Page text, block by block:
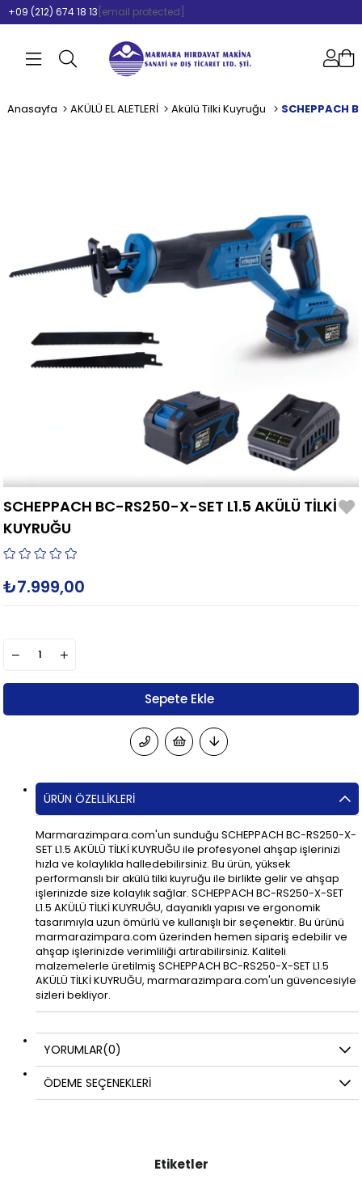
+09 (212) 674 18 13 [email protected]
Anasayfa AKÜLÜ EL ALETLERİ Akülü Tilki Kuyruğu
SCHEPPACH BC-RS250-X-SET L1.5 AKÜLÜ TİLKİ
KUYRUĞU
₺7.999,00
ÜRÜN ÖZELLIKLERI
Marmarazimpara.com'un sunduğu SCHEPPACH BC-RS250-X-
SET L1.5 AKÜLÜ TİLKİ KUYRUĞU ile profesyonel ahşap işlerinizi
hızla ve kolaylıkla halledebilirsiniz. Bu ürün, yüksek
performanslı bir akülü tilki kuyruğu ile birlikte gelir ve ahşap
işlerinizde size kolaylık sağlar. SCHEPPACH BC-RS250-X-SET
L1.5 AKÜLÜ TİLKİ KUYRUĞU, dayanıklı yapısı ve ergonomik
tasarımıyla uzun ömürlü ve kullanışlı bir seçenektir. Bu ürünü
marmarazimpara.com üzerinden hemen sipariş edebilir ve
ahşap işlerinizde verimliliği artırabilirsiniz. Kaliteli
malzemelerle üretilmiş SCHEPPACH BC-RS250-X-SET L1.5
AKÜLÜ TİLKİ KUYRUĞU, marmarazimpara.com'un güvencesiyle
sizleri bekliyor.
YORUMLAR(0)
ÖDEME SEÇENEKLERI
Etiketler